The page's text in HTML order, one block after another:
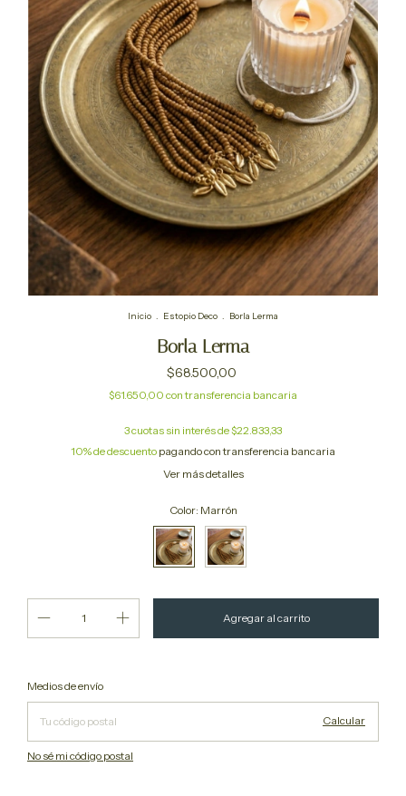
Inicio . Estopio Deco . Borla Lerma
Borla Lerma
$68.500,00
$61.650,00 con transferencia bancaria
3cuotas sin interés de$22.833,33
10% de descuento pagando con transferencia bancaria
Ver más detalles
Color: Marrón
Entregas para el CP:
Medios de envío
Calcular
No sé mi código postal